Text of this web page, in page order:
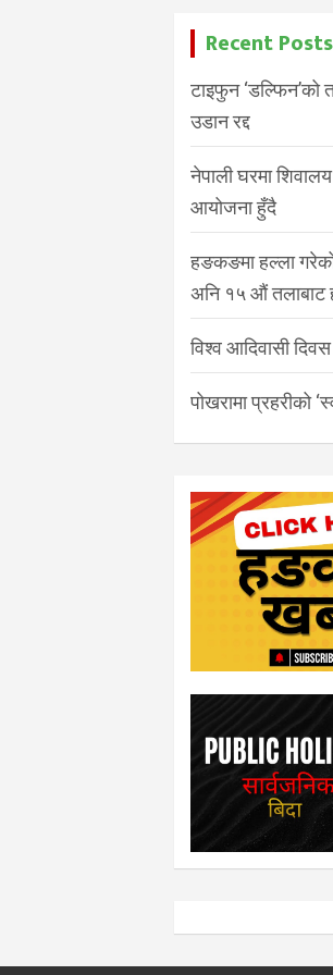
Recent Posts
टाइफुन ‘डल्फिन’को
उडान रद्द
नेपाली घरमा
आयोजना हुँदै
हङकङमा हल्ला
अनि १५ औं तलाबाट
विश्व आदिवासी
पोखरामा प्रहरीको